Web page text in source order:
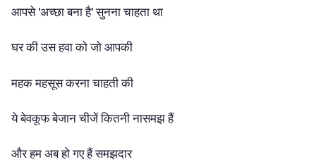
आपसे 'अच्छा बना है' सुनना चाहता था
घर की उस हवा को जो आपकी
महक महसूस करना चाहती की
ये बेवकूफ बेजान चीजें कितनी नासमझ हैं
और हम अब हो गए हैं समझदार